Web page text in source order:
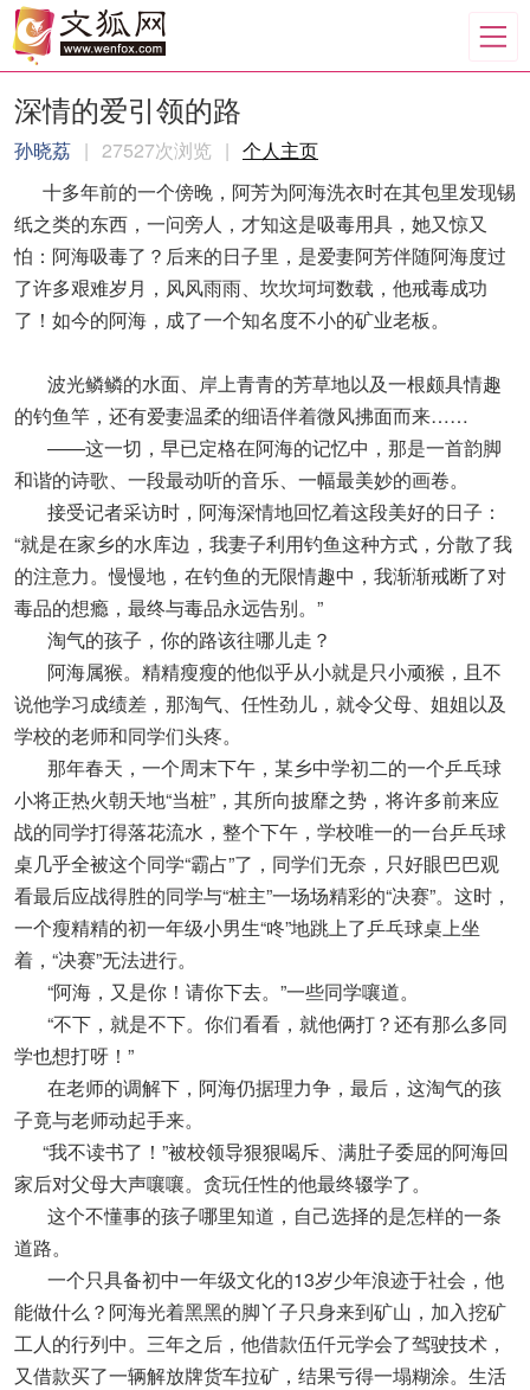
深情的爱引领的路
孙晓荔 | 27527次浏览 | 个人主页
十多年前的一个傍晚，阿芳为阿海洗衣时在其包里发现锡
纸之类的东西，一问旁人，才知这是吸毒用具，她又惊又
怕：阿海吸毒了？后来的日子里，是爱妻阿芳伴随阿海度过
了许多艰难岁月，风风雨雨、坎坎坷坷数载，他戒毒成功
了！如今的阿海，成了一个知名度不小的矿业老板。
波光鳞鳞的水面、岸上青青的芳草地以及一根颇具情趣
的钓鱼竿，还有爱妻温柔的细语伴着微风拂面而来……
——这一切，早已定格在阿海的记忆中，那是一首韵脚
和谐的诗歌、一段最动听的音乐、一幅最美妙的画卷。
接受记者采访时，阿海深情地回忆着这段美好的日子：
“就是在家乡的水库边，我妻子利用钓鱼这种方式，分散了我
的注意力。慢慢地，在钓鱼的无限情趣中，我渐渐戒断了对
毒品的想瘾，最终与毒品永远告别。”
淘气的孩子，你的路该往哪儿走？
阿海属猴。精精瘦瘦的他似乎从小就是只小顽猴，且不
说他学习成绩差，那淘气、任性劲儿，就令父母、姐姐以及
学校的老师和同学们头疼。
那年春天，一个周末下午，某乡中学初二的一个乒乓球
小将正热火朝天地“当桩”，其所向披靡之势，将许多前来应
战的同学打得落花流水，整个下午，学校唯一的一台乒乓球
桌几乎全被这个同学“霸占”了，同学们无奈，只好眼巴巴观
看最后应战得胜的同学与“桩主”一场场精彩的“决赛”。这时，
一个瘦精精的初一年级小男生“咚”地跳上了乒乓球桌上坐
着，“决赛”无法进行。
“阿海，又是你！请你下去。”一些同学嚷道。
“不下，就是不下。你们看看，就他俩打？还有那么多同
学也想打呀！”
在老师的调解下，阿海仍据理力争，最后，这淘气的孩
子竟与老师动起手来。
“我不读书了！”被校领导狠狠喝斥、满肚子委屈的阿海回
家后对父母大声嚷嚷。贪玩任性的他最终辍学了。
这个不懂事的孩子哪里知道，自己选择的是怎样的一条
道路。
一个只具备初中一年级文化的13岁少年浪迹于社会，他
能做什么？阿海光着黑黑的脚丫子只身来到矿山，加入挖矿
工人的行列中。三年之后，他借款伍仟元学会了驾驶技术，
又借款买了一辆解放牌货车拉矿，结果亏得一塌糊涂。生活